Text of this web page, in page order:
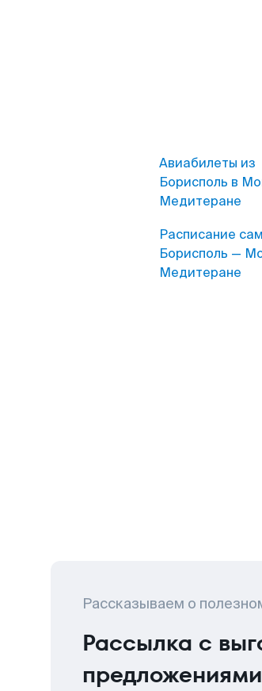
Авиабилеты из
Борисполь в
Медитеране
Расписание
Борисполь —
Медитеране
Рассказываем о
Рассылка с
предложениями